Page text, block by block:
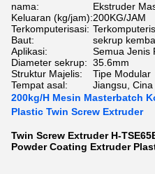
nama:
Ekstruder
Keluaran (kg/jam):200KG/JAM
Terkomputerisasi:
Baut:
sekrup
Aplikasi:
Semua Jenis
Diameter sekrup: 35.6mm
Struktur Majelis:
Tipe Modular
Tempat asal:
Jiangsu, Cina
200kg/H Mesin Masterbatch
Plastic Twin Screw Extruder
Twin Screw Extruder H-
Powder Coating Extruder